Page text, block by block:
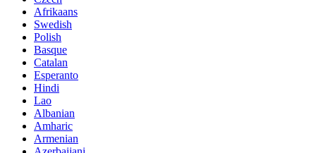
Afrikaans
Swedish
Polish
Basque
Catalan
Esperanto
Hindi
Lao
Albanian
Amharic
Armenian